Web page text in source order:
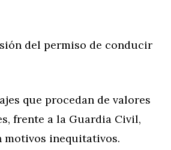
del permiso de conducir
que procedan de valores
frente a la Guardia Civil,
motivos inequitativos.